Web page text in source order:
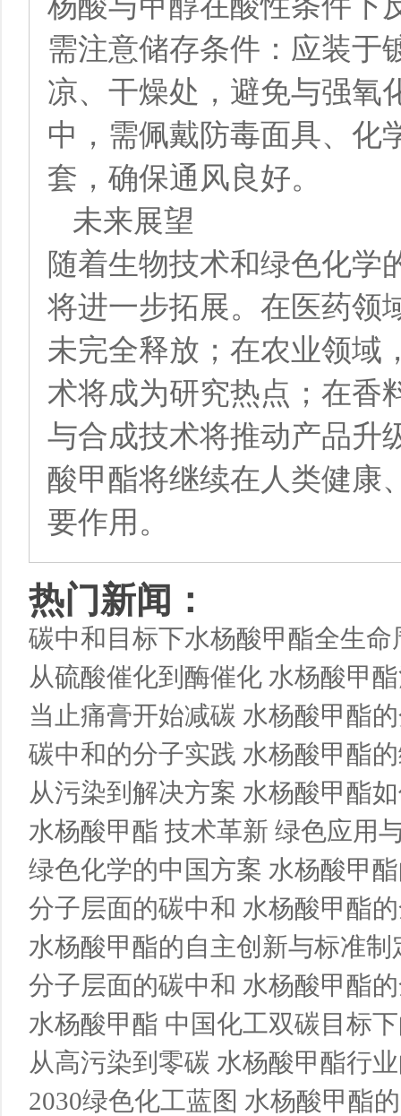
需注意储存条件：应装于
凉、干燥处，避免与强氧
中，需佩戴防毒面具、化
套，确保通风良好。
未来展望
随着生物技术和绿色化学
将进一步拓展。在医药领
未完全释放；在农业领域
术将成为研究热点；在香
与合成技术将推动产品升
酸甲酯将继续在人类健康
要作用。
热门新闻：
碳中和目标下水杨酸甲酯全生
从硫酸催化到酶催化 水杨酸甲
当止痛膏开始减碳 水杨酸甲酯
碳中和的分子实践 水杨酸甲酯
从污染到解决方案 水杨酸甲酯
水杨酸甲酯 技术革新 绿色应用
绿色化学的中国方案 水杨酸甲
分子层面的碳中和 水杨酸甲酯
水杨酸甲酯的自主创新与标准
分子层面的碳中和 水杨酸甲酯
水杨酸甲酯 中国化工双碳目标
从高污染到零碳 水杨酸甲酯行
2030绿色化工蓝图 水杨酸甲酯